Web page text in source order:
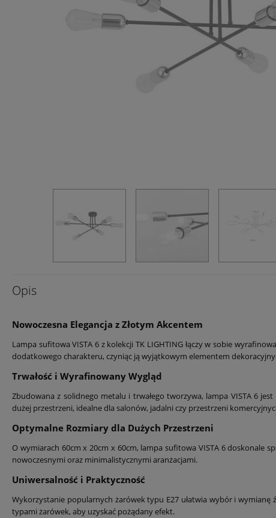
Opis
Nowoczesna Elegancja z Złotym Akcentem
Lampa sufitowa VISTA 6 z kolekcji TK LIGHTING łączy w sobie
dodatkowego charakteru, czyniąc ją wyjątkowym elementem
Trwałość i Wyrafinowany Wygląd
Zbudowana z solidnego metalu i trwałego tworzywa, lampa VISTA 6
dużej przestrzeni, idealne dla salonów, jadalni czy przestrzeni
Optymalne Rozmiary dla Dużych Przestrzeni
O wymiarach 60cm x 20cm x 60cm, lampa sufitowa VISTA 6 doskonale
nowoczesnymi oraz minimalistycznymi aranżacjami.
Uniwersalność i Praktyczność
Wykorzystanie popularnych żarówek typu E27 ułatwia wybór i
typami żarówek, aby uzyskać pożądany efekt.